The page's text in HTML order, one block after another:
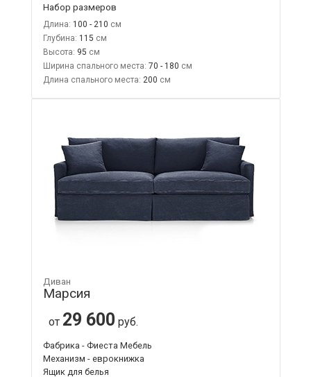
Набор размеров
Длина: 100 - 210
Глубина: 115
Высота: 95
Ширина спального места: 70 - 180
Длина спального места: 200
Диван
Марсия
от 29 600 руб.
Фабрика - Фиеста Мебель
Механизм - еврокнижка
Ящик для белья